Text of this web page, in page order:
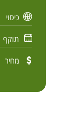
כיסוי
תוקף
מחיר